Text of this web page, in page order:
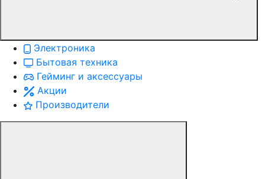
Электроника
Бытовая техника
Гейминг и аксессуары
Акции
Производители